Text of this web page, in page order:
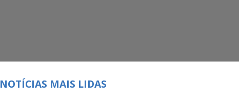
NOTÍCIAS MAIS LIDAS